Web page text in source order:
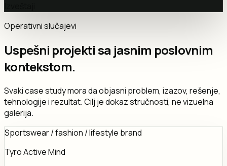
Operativni slučajevi
Uspešni projekti sa jasnim poslovnim
kontekstom.
Svaki case study mora da objasni problem, izazov, rešenje,
tehnologije i rezultat. Cilj je dokaz stručnosti, ne vizuelna
galerija.
Sportswear / fashion / lifestyle brand
Tyro Active Mind